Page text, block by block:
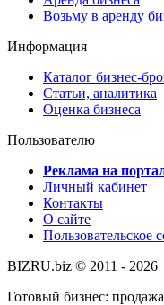
Возьму в аренду
Информация
Каталог бизнес-
Статьи, аналитика
Оценка бизнеса
Пользователю
Реклама на
Личный кабинет
Контакты
О сайте
Пользовательское
BIZRU.biz © 2011 - 2026
Готовый бизнес: